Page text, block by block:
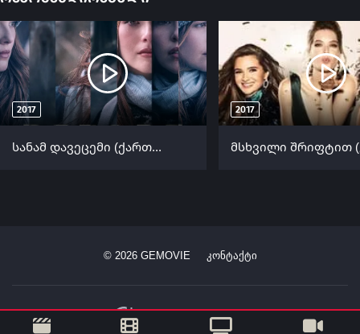
2017
სანამ დავეცემი (ქართულად) / Before I Fall ქართულად 2017
2017
© 2026GEMOVIE კონტაქტი